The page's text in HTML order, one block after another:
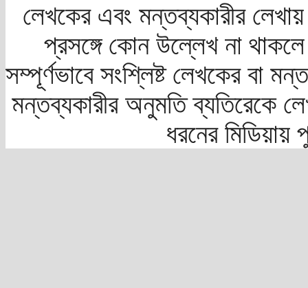
লেখকের এবং মন্তব্যকারীর
প্রসঙ্গে কোন উল্লেখ না
সম্পূর্ণভাবে সংশ্লিষ্ট লেখকের বা
মন্তব্যকারীর অনুমতি ব্যতিরেকে
ধরনের মিডিয়ায়